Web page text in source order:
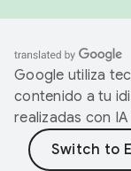
Google utiliza
contenido a tu
realizadas con